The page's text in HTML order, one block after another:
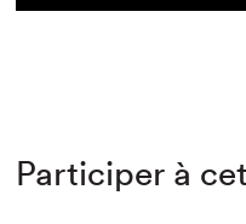
Participer à